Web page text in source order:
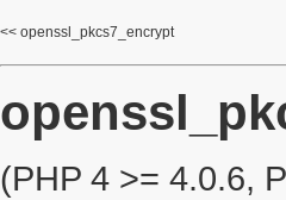
openssl_pkcs7_encrypt
(PHP 4 >= 4.0.6,